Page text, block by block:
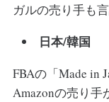
ガルの売り手も
日本/韓国
FBAの「Made in
Amazonの売り手